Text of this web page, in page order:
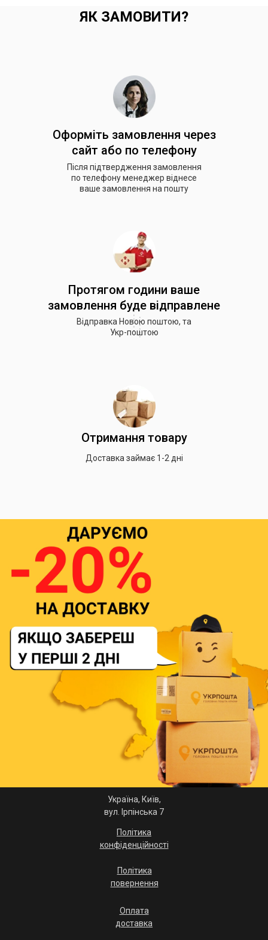
Оформіть замовлення через
сайт або по телефону
Після підтвердження замовлення
по телефону менеджер віднесе
ваше замовлення на пошту
Протягом години ваше
замовлення буде відправлене
Відправка Новою поштою, та
Укр-поштою
Отримання товару
Доставка займає 1-2 дні
ЯК ЗАМОВИТИ?
Україна, Київ,
вул. Ірпінська 7
Оплата
доставка
Політика
повернення
Політика
конфіденційності